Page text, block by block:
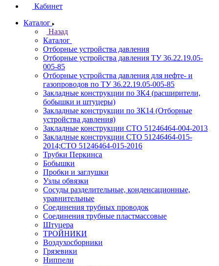
Кабинет
Каталог
Назад
Каталог
Отборные устройства давления
Отборные устройства давления ТУ 36.22.19.05-
005-85
Отборные устройства давления для нефте- и
газопроводов по ТУ 36.22.19.05-005-85
Закладные конструкции по ЗК4 (расширители,
бобышки и штуцеры)
Закладные конструкции по ЗК14 (Отборные
устройства давления)
Закладные конструкции СТО 51246464-004-2013
Закладные конструкции СТО 51246464-015-
2014;СТО 51246464-015-2016
Трубки Перкинса
Бобышки
Пробки и заглушки
Узлы обвязки
Сосуды разделительные, конденсационные,
уравнительные
Соединения трубных проводок
Соединения трубные пластмассовые
Штуцера
ТРОЙНИКИ
Воздухосборники
Грязевики
Ниппели